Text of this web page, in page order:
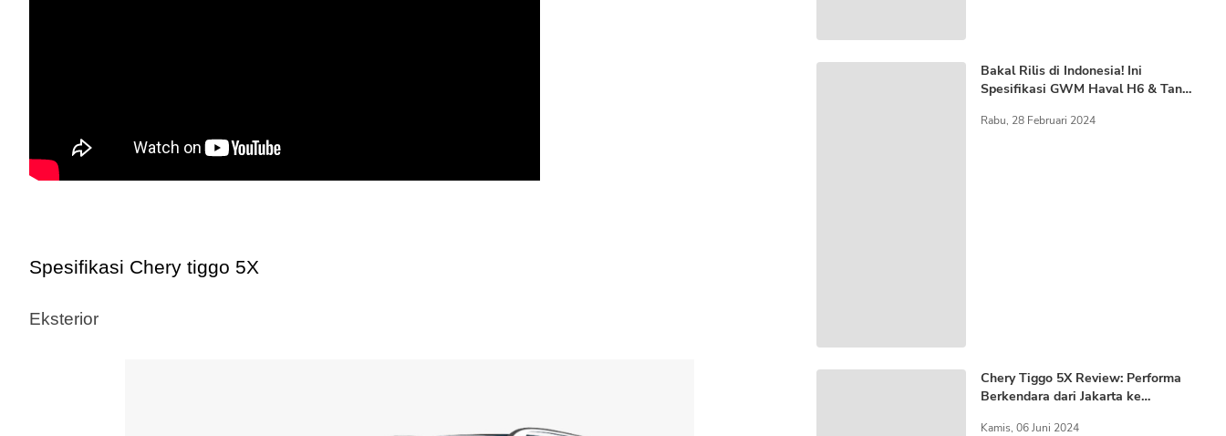
Spesifikasi Chery tiggo 5X
Eksterior
Bakal Rilis di Indonesia! Ini
Spesifikasi GWM Haval H6 & Tank
Rabu, 28 Februari 2024
Chery Tiggo 5X Review: Performa
Berkendara dari Jakarta ke
Kamis, 06 Juni 2024